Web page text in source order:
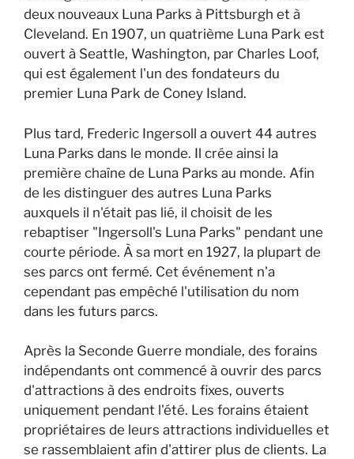
deux nouveaux Luna Parks à Pittsburgh et à
Cleveland. En 1907, un quatrième Luna Park est
ouvert à Seattle, Washington, par Charles Loof,
qui est également l'un des fondateurs du
premier Luna Park de Coney Island.
Plus tard, Frederic Ingersoll a ouvert 44 autres
Luna Parks dans le monde. Il crée ainsi la
première chaîne de Luna Parks au monde. Afin
de les distinguer des autres Luna Parks
auxquels il n'était pas lié, il choisit de les
rebaptiser "Ingersoll's Luna Parks" pendant une
courte période. À sa mort en 1927, la plupart de
ses parcs ont fermé. Cet événement n'a
cependant pas empêché l'utilisation du nom
dans les futurs parcs.
Après la Seconde Guerre mondiale, des forains
indépendants ont commencé à ouvrir des parcs
d'attractions à des endroits fixes, ouverts
uniquement pendant l'été. Les forains étaient
propriétaires de leurs attractions individuelles et
se rassemblaient afin d'attirer plus de clients. La